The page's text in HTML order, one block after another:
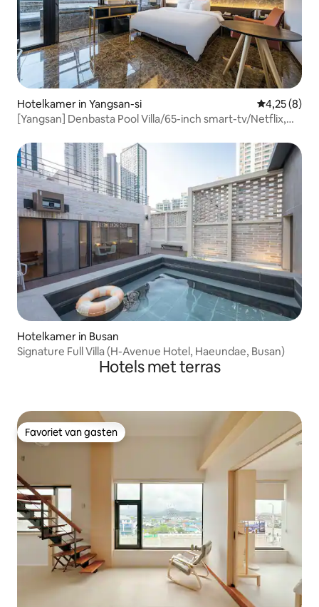
Hotelkamer in Yangsan-si
4,25 (8)
[Yangsan] Denbasta Pool Villa/65-inch smart-tv/Netflix,
Hotelkamer in Busan
Signature Full Villa (H-Avenue Hotel, Haeundae, Busan)
Hotels met terras
Favoriet van gasten
Favoriet van gasten